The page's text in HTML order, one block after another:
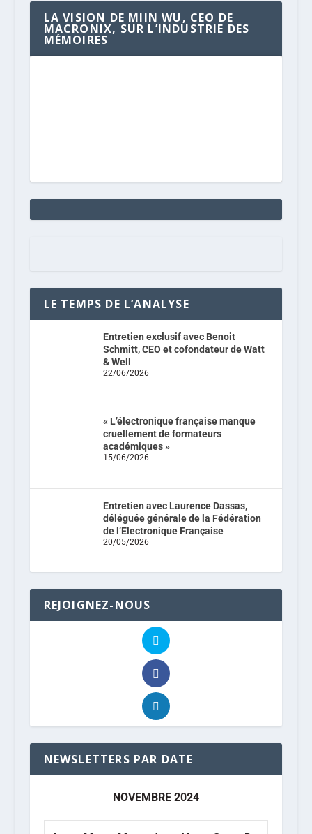
LA VISION DE MIIN WU, CEO DE
MACRONIX, SUR L’INDUSTRIE DES
MÉMOIRES
LE TEMPS DE L’ANALYSE
Entretien exclusif avec Benoit
Schmitt, CEO et cofondateur de Watt
& Well
22/06/2026
« L’électronique française manque
cruellement de formateurs
académiques »
15/06/2026
Entretien avec Laurence Dassas,
déléguée générale de la Fédération
de l’Electronique Française
20/05/2026
REJOIGNEZ-NOUS
NEWSLETTERS PAR DATE
NOVEMBRE 2024